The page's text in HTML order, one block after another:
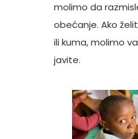
molimo da
obećanje. Ako
ili kuma, molimo
javite.